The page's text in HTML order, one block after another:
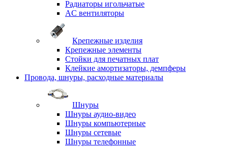
Радиаторы игольчатые
AC вентиляторы
Крепежные изделия
Крепежные элементы
Стойки для печатных плат
Клейкие амортизаторы, демпферы
Провода, шнуры, расходные материалы
Шнуры
Шнуры аудио-видео
Шнуры компьютерные
Шнуры сетевые
Шнуры телефонные